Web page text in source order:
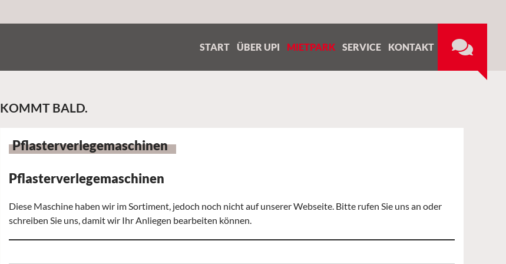
START
ÜBER UPI MIETPARK SERVICE KONTAKT
KOMMT BALD.
Pflasterverlegemaschinen
Pflasterverlegemaschinen
Diese Maschine haben wir im Sortiment, jedoch noch nicht auf unserer Webseite. Bitte rufen Sie uns an oder
schreiben Sie uns, damit wir Ihr Anliegen bearbeiten können.